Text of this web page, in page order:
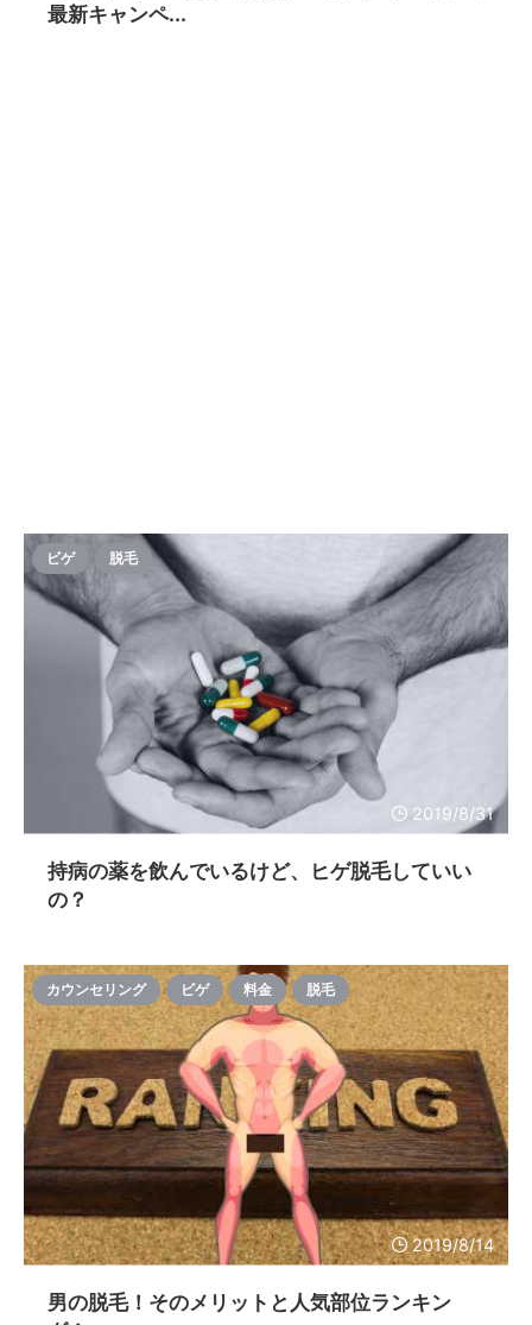
最新キャンペ...
2019/8/31
ビゲ 脱毛
持病の薬を飲んでいるけど、ヒゲ脱毛していい
の？
2019/8/14
カウンセリング ビゲ 料金 脱毛
男の脱毛！そのメリットと人気部位ランキン